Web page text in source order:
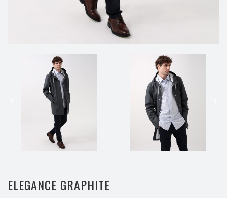
ELEGANCE GRAPHITE